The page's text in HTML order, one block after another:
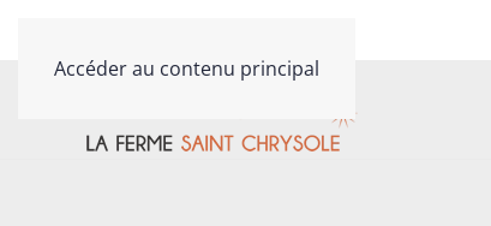
Accéder au contenu principal